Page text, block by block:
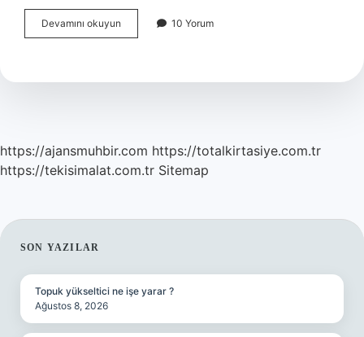
Devamını okuyun
Doğum
Ne
10 Yorum
https://ajansmuhbir.com https://totalkirtasiye.com.tr
https://tekisimalat.com.tr Sitemap
SIDEBAR
SON YAZILAR
Topuk yükseltici ne işe yarar ?
Ağustos 8, 2026